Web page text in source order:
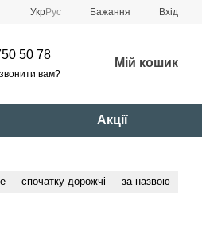
УкрРус Бажання Вхід
50 78
вам?
Мій кошик
Акції
спочатку дорожчі за назвою